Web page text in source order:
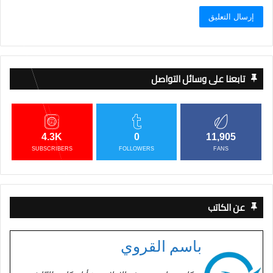
تابعنا على وسائل التواصل
11,905
FANS
0
FOLLOWERS
4.3K
SUBSCRIBERS
عن الكاتب
باسم القروي